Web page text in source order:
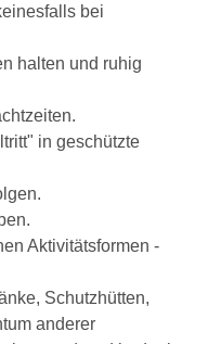
bei
halten und ruhig
in geschützte
Aktivitätsformen -
Schutzhütten,
anderer